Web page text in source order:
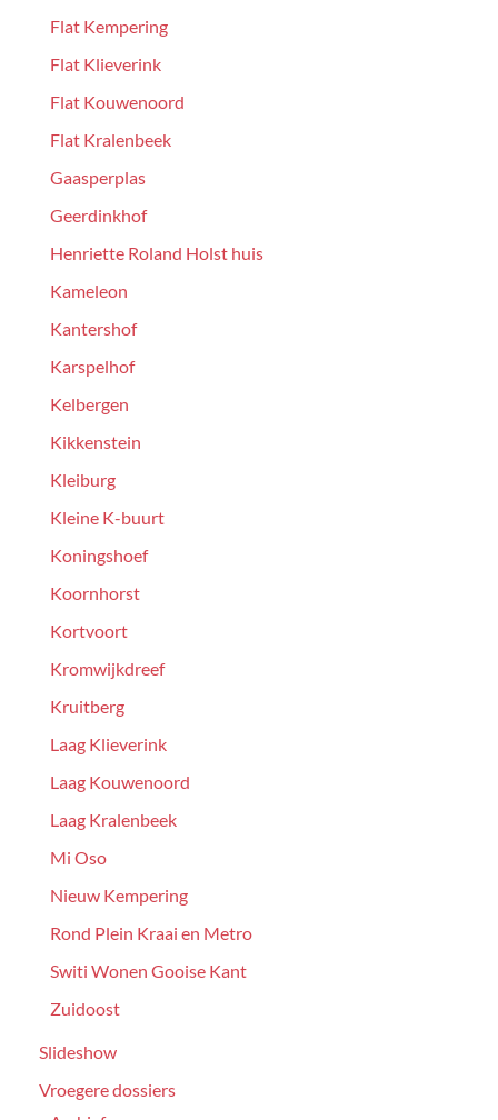
Flat Kempering
Flat Klieverink
Flat Kouwenoord
Flat Kralenbeek
Gaasperplas
Geerdinkhof
Henriette Roland Holst huis
Kameleon
Kantershof
Karspelhof
Kelbergen
Kikkenstein
Kleiburg
Kleine K-buurt
Koningshoef
Koornhorst
Kortvoort
Kromwijkdreef
Kruitberg
Laag Klieverink
Laag Kouwenoord
Laag Kralenbeek
Mi Oso
Nieuw Kempering
Rond Plein Kraai en Metro
Switi Wonen Gooise Kant
Zuidoost
Slideshow
Vroegere dossiers